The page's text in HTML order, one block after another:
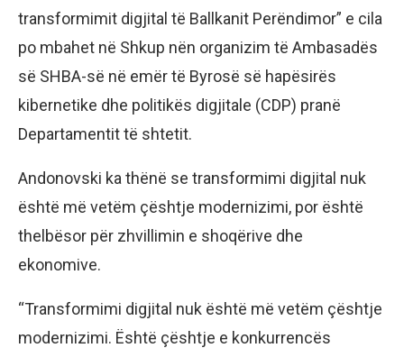
transformimit digjital të Ballkanit Perëndimor” e cila
po mbahet në Shkup nën organizim të Ambasadës
së SHBA-së në emër të Byrosë së hapësirës
kibernetike dhe politikës digjitale (CDP) pranë
Departamentit të shtetit.
Andonovski ka thënë se transformimi digjital nuk
është më vetëm çështje modernizimi, por është
thelbësor për zhvillimin e shoqërive dhe
ekonomive.
“Transformimi digjital nuk është më vetëm çështje
modernizimi. Është çështje e konkurrencës